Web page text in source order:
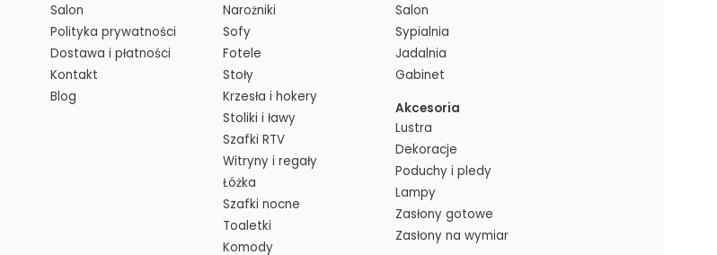
Salon
Polityka prywatności
Dostawa i płatności
Kontakt
Blog
Narożniki
Sofy
Fotele
Stoły
Krzesła i hokery
Stoliki i ławy
Szafki RTV
Witryny i regały
Łóżka
Szafki nocne
Toaletki
Komody
Salon
Sypialnia
Jadalnia
Gabinet
Akcesoria
Lustra
Dekoracje
Poduchy i pledy
Lampy
Zasłony gotowe
Zasłony na wymiar